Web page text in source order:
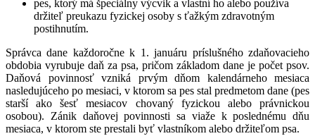
pes, ktorý má špeciálny výcvik a vlastní ho alebo používa
držiteľ preukazu fyzickej osoby s ťažkým zdravotným
postihnutím.
Správca dane každoročne k 1. januáru príslušného zdaňovacieho
obdobia vyrubuje daň za psa, pričom základom dane je počet psov.
Daňová povinnosť vzniká prvým dňom kalendárneho mesiaca
nasledujúceho po mesiaci, v ktorom sa pes stal predmetom dane (pes
starší ako šesť mesiacov chovaný fyzickou alebo právnickou
osobou). Zánik daňovej povinnosti sa viaže k poslednému dňu
mesiaca, v ktorom ste prestali byť vlastníkom alebo držiteľom psa.